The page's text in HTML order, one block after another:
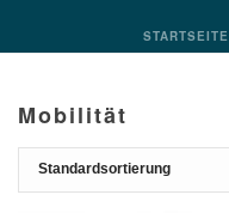
STARTSEITE
Mobilität